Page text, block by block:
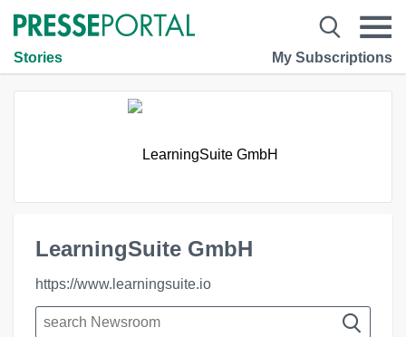
Stories My Subscriptions
LearningSuite GmbH
https://www.learningsuite.io